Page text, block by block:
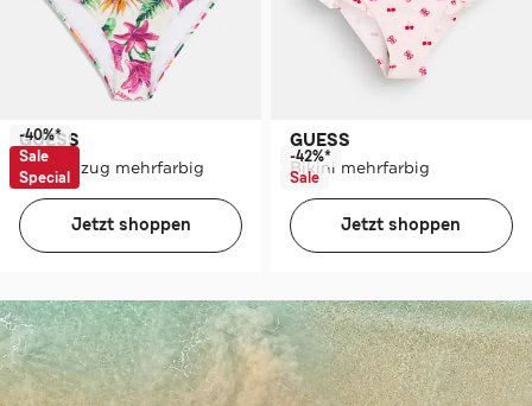
GUESS
Badeanzug mehrfarbig
-40%*
Sale
Special
Jetzt shoppen
GUESS
Bikini mehrfarbig
-42%*
Sale
Jetzt shoppen